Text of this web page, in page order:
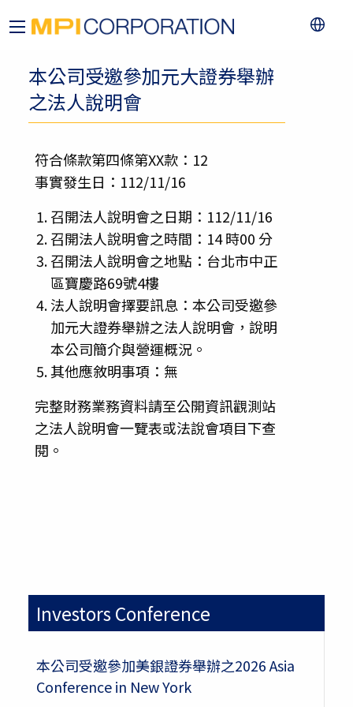
本公司受邀參加元大證券舉辦
之法人說明會
符合條款第四條第XX款：12
事實發生日：112/11/16
召開法人說明會之日期：112/11/16
召開法人說明會之時間：14 時00 分
召開法人說明會之地點：台北市中正
區寶慶路69號4樓
法人說明會擇要訊息：本公司受邀參
加元大證券舉辦之法人說明會，說明
本公司簡介與營運概況。
其他應敘明事項：無
完整財務業務資料請至公開資訊觀測站
之法人說明會一覽表或法說會項目下查
閱。
Investors Conference
本公司受邀參加美銀證券舉辦之2026 Asia
Conference in New York